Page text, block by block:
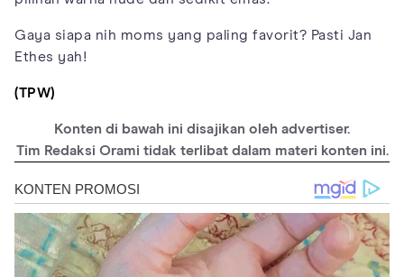
Gaya siapa nih moms yang paling favorit? Pasti Jan
Ethes yah!
(TPW)
Konten di bawah ini disajikan oleh advertiser.
Tim Redaksi Orami tidak terlibat dalam materi konten ini.